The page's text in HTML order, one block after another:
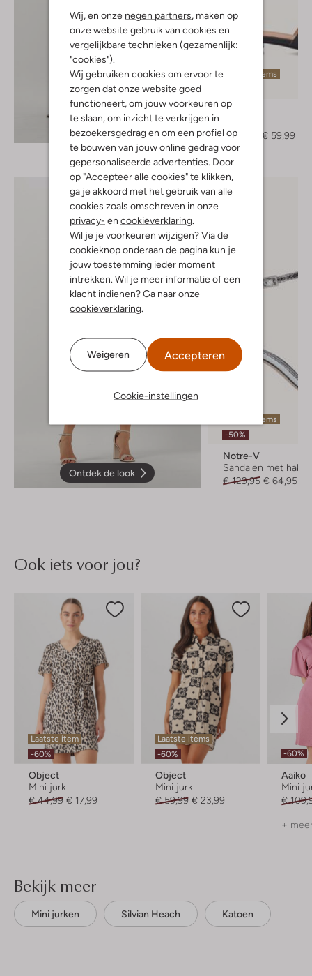
Wij, en onze negen partners , maken op
onze website gebruik van cookies en
vergelijkbare technieken (gezamenlijk:
"cookies").
Wij gebruiken cookies om ervoor te
zorgen dat onze website goed
functioneert, om jouw voorkeuren op
te slaan, om inzicht te verkrijgen in
bezoekersgedrag en om een profiel op
te bouwen van jouw online gedrag voor
gepersonaliseerde advertenties. Door
op "Accepteer alle cookies" te klikken,
ga je akkoord met het gebruik van alle
cookies zoals omschreven in onze
privacy- en cookieverklaring
Wil je je voorkeuren wijzigen? Via de
cookieknop onderaan de pagina kun je
jouw toestemming ieder moment
intrekken. Wil je meer informatie of een
klacht indienen? Ga naar onze
cookieverklaring
Weigeren Accepteren
Cookie-instellingen
Ontdek de look
Laatste items
Notre-V
€ 119,95
€ 59,99
Ontdek de look
Laatste items
-50%
Notre-V
Sandalen met hak
€ 129,95 € 64,95
Ook iets voor jou?
Laatste item
-60%
Object
Mini jurk
€ 44,99 € 17,99
Laatste items
-60%
Object
Mini jurk
€ 59,99 € 23,99
-60%
Aaiko
Mini
€
+
Bekijk meer
Mini jurken Silvian Heach Katoen